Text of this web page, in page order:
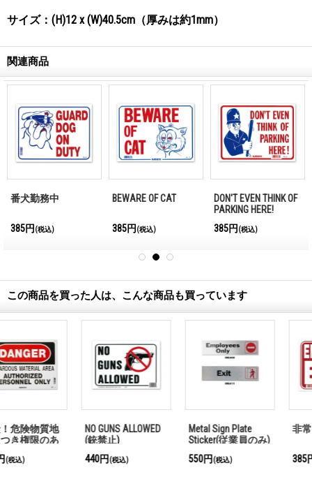
サイズ：(H)12 x (W)40.5cm（厚みは約1mm）
関連商品
番犬勤務中
385円 (税込)
BEWARE OF CAT
385円 (税込)
DON'T EVEN THINK OF
PARKING HERE!
385円 (税込)
この商品を買った人は、こんな商品も買っています
NO GUNS ALLOWED
(銃禁止)
440円
Metal Sign Plate
Sticker(従業員のみ)
550円
非常出口
385円